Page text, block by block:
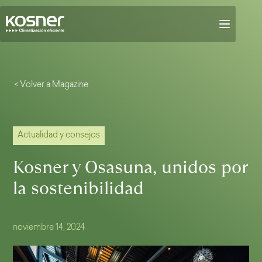
< Volver a Magazine
Actualidad y consejos
Kosner y Osasuna, unidos por
la sostenibilidad
noviembre 14, 2024